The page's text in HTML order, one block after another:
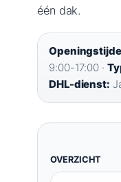
één dak.
9:00-17:00 ·
DHL-dienst:
OVERZICHT